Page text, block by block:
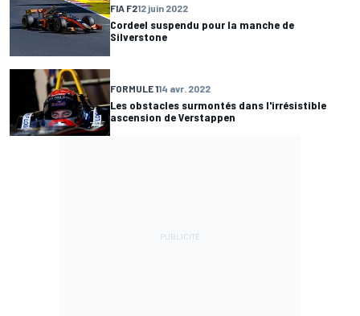
FIA F212 juin 2022
Cordeel suspendu pour la manche de
Silverstone
FORMULE 114 avr. 2022
Les obstacles surmontés dans l'irrésistible
ascension de Verstappen